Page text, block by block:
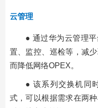
云管理
● 通过华为云管理
置、监控、巡检等，减
而降低网络OPEX。
● 该系列交换机同
式，可以根据需求在两